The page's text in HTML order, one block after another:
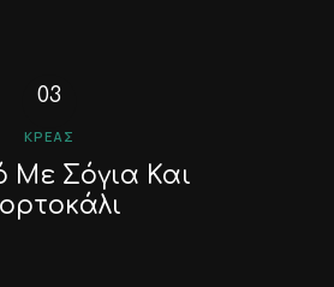
ΚΡΈΑΣ
Με Σόγια Και